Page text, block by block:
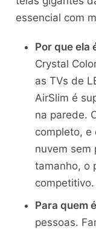
essencial com
Por que ela
Crystal
as TVs de
AirSlim é
na parede.
completo, e
nuvem sem
tamanho, o
competitivo.
Para quem
pessoas.